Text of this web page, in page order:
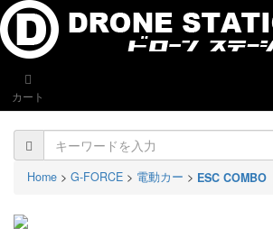
カート
Home > G-FORCE > 電動カー > ESC COMBO